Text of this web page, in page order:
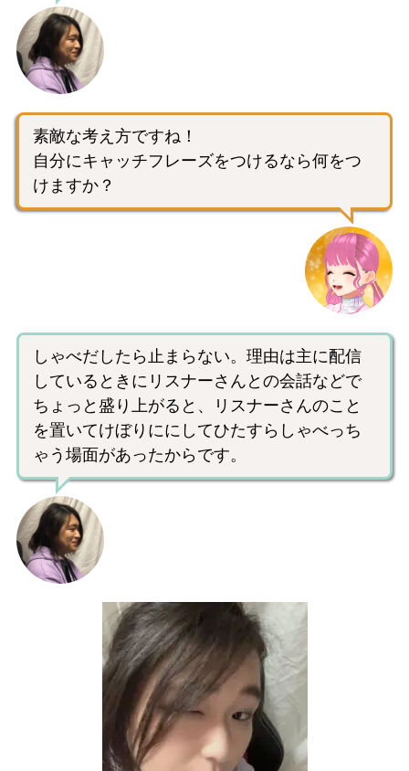
素敵な考え方ですね！
自分にキャッチフレーズをつけるなら何をつ
けますか？
しゃべだしたら止まらない。理由は主に配信
しているときにリスナーさんとの会話などで
ちょっと盛り上がると、リスナーさんのこと
を置いてけぼりににしてひたすらしゃべっち
ゃう場面があったからです。